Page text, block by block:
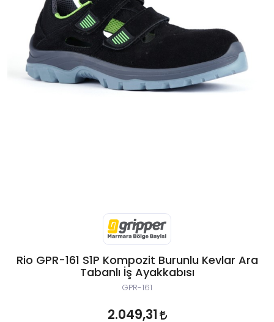
Rio GPR-161 S1P Kompozit Burunlu Kevlar Ara
Tabanlı İş Ayakkabısı
GPR-161
2.049,31